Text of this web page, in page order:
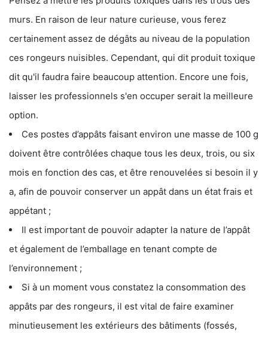
murs. En raison de leur nature curieuse, vous ferez
certainement assez de dégâts au niveau de la population
ces rongeurs nuisibles. Cependant, qui dit produit toxique
dit qu'il faudra faire beaucoup attention. Encore une fois,
laisser les professionnels s'en occuper serait la meilleure
option.
Ces postes d’appâts faisant environ une masse de 100 g
doivent être contrôlées chaque tous les deux, trois, ou six
mois en fonction des cas, et être renouvelées si besoin il y
a, afin de pouvoir conserver un appât dans un état frais et
appétant ;
Il est important de pouvoir adapter la nature de l’appât
et également de l’emballage en tenant compte de
l’environnement ;
Si à un moment vous constatez la consommation des
appâts par des rongeurs, il est vital de faire examiner
minutieusement les extérieurs des bâtiments (fossés,